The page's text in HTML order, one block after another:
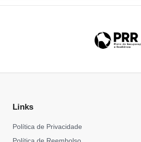
Links
Política de Privacidade
Política de Reembolso